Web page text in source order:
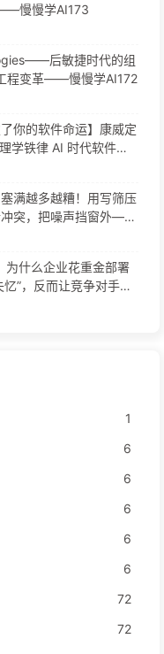
慢慢学AI173
后敏捷时代的组
程变革——慢慢学AI172
你的软件命运】康威定
铁律 AI 时代软件工
满越多越糟！用写筛压
冲突，把噪声挡窗外——
为什么企业花重金部署
”，反而让竞争对手实
AI169
1
6
6
6
6
6
72
72